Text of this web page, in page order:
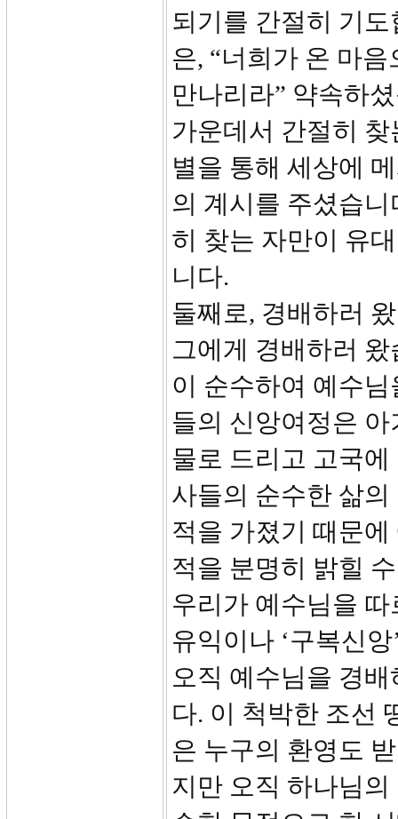
되기를 간절히 기
은, “너희가 온 마
만나리라” 약속하
가운데서 간절히
별을 통해 세상에
의 계시를 주셨습
히 찾는 자만이 유
니다.
둘째로, 경배하러
그에게 경배하러
이 순수하여 예수
들의 신앙여정은
물로 드리고 고국
사들의 순수한 삶
적을 가졌기 때문
적을 분명히 밝힐
우리가 예수님을
유익이나 ‘구복신
오직 예수님을 경
다. 이 척박한 조선
은 누구의 환영도
지만 오직 하나님